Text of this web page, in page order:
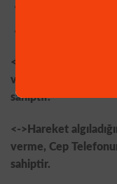
<->İnsan Yüzü
verme, Cep
sahiptir.
<->Hareket
verme, Cep
sahiptir.